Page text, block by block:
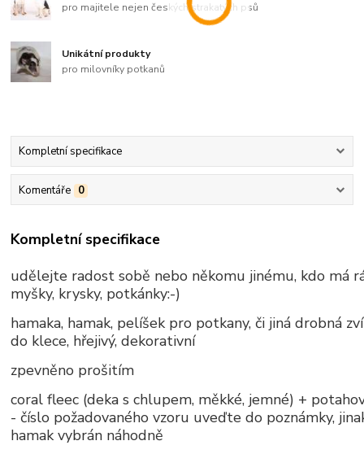
pro majitele nejen českých strakatých psů
Unikátní produkty
pro milovníky potkanů
Kompletní specifikace
Komentáře 0
Kompletní specifikace
udělejte radost sobě nebo někomu jinému, kdo má
myšky, krysky, potkánky:-)
hamaka, hamak, pelíšek pro potkany, či jiná drobná
do klece, hřejivý, dekorativní
zpevněno prošitím
coral fleec (deka s chlupem, měkké, jemné) +
- číslo požadovaného vzoru uveďte do poznámky,
hamak vybrán náhodně